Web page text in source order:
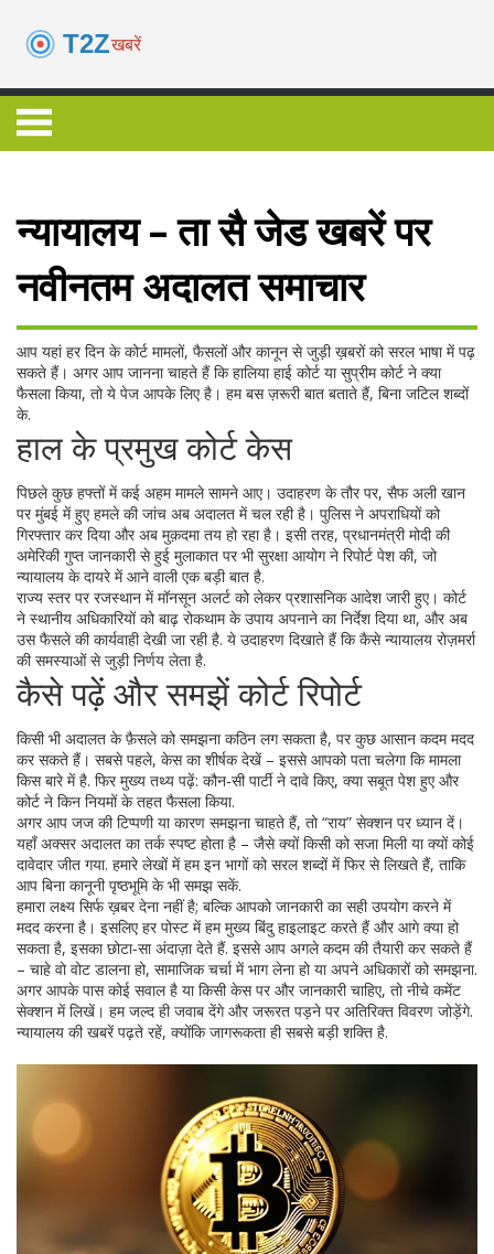
न्यायालय – ता सै जेड खबरें पर
नवीनतम अदालत समाचार
आप यहां हर दिन के कोर्ट मामलों, फैसलों और कानून से जुड़ी ख़बरों को सरल भाषा में पढ़
सकते हैं। अगर आप जानना चाहते हैं कि हालिया हाई कोर्ट या सुप्रीम कोर्ट ने क्या
फैसला किया, तो ये पेज आपके लिए है। हम बस ज़रूरी बात बताते हैं, बिना जटिल शब्दों
के.
हाल के प्रमुख कोर्ट केस
पिछले कुछ हफ्तों में कई अहम मामले सामने आए। उदाहरण के तौर पर, सैफ अली खान
पर मुंबई में हुए हमले की जांच अब अदालत में चल रही है। पुलिस ने अपराधियों को
गिरफ्तार कर दिया और अब मुक़दमा तय हो रहा है। इसी तरह, प्रधानमंत्री मोदी की
अमेरिकी गुप्त जानकारी से हुई मुलाकात पर भी सुरक्षा आयोग ने रिपोर्ट पेश की, जो
न्यायालय के दायरे में आने वाली एक बड़ी बात है.
राज्य स्तर पर रजस्थान में मॉनसून अलर्ट को लेकर प्रशासनिक आदेश जारी हुए। कोर्ट
ने स्थानीय अधिकारियों को बाढ़ रोकथाम के उपाय अपनाने का निर्देश दिया था, और अब
उस फैसले की कार्यवाही देखी जा रही है. ये उदाहरण दिखाते हैं कि कैसे न्यायालय रोज़मर्रा
की समस्याओं से जुड़ी निर्णय लेता है.
कैसे पढ़ें और समझें कोर्ट रिपोर्ट
किसी भी अदालत के फ़ैसले को समझना कठिन लग सकता है, पर कुछ आसान कदम मदद
कर सकते हैं। सबसे पहले, केस का शीर्षक देखें – इससे आपको पता चलेगा कि मामला
किस बारे में है. फिर मुख्य तथ्य पढ़ें: कौन‑सी पार्टी ने दावे किए, क्या सबूत पेश हुए और
कोर्ट ने किन नियमों के तहत फैसला किया.
अगर आप जज की टिप्पणी या कारण समझना चाहते हैं, तो “राय” सेक्शन पर ध्यान दें।
यहाँ अक्सर अदालत का तर्क स्पष्ट होता है – जैसे क्यों किसी को सजा मिली या क्यों कोई
दावेदार जीत गया. हमारे लेखों में हम इन भागों को सरल शब्दों में फिर से लिखते हैं, ताकि
आप बिना कानूनी पृष्ठभूमि के भी समझ सकें.
हमारा लक्ष्य सिर्फ ख़बर देना नहीं है; बल्कि आपको जानकारी का सही उपयोग करने में
मदद करना है। इसलिए हर पोस्ट में हम मुख्य बिंदु हाइलाइट करते हैं और आगे क्या हो
सकता है, इसका छोटा‑सा अंदाज़ा देते हैं. इससे आप अगले कदम की तैयारी कर सकते हैं
– चाहे वो वोट डालना हो, सामाजिक चर्चा में भाग लेना हो या अपने अधिकारों को समझना.
अगर आपके पास कोई सवाल है या किसी केस पर और जानकारी चाहिए, तो नीचे कमेंट
सेक्शन में लिखें। हम जल्द ही जवाब देंगे और जरूरत पड़ने पर अतिरिक्त विवरण जोड़ेंगे.
न्यायालय की खबरें पढ़ते रहें, क्योंकि जागरूकता ही सबसे बड़ी शक्ति है.